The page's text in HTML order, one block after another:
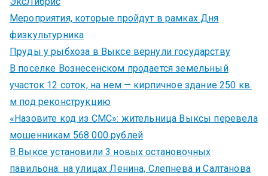
Мероприятия, которые пройдут в рамках Дня
физкультурника
Пруды у рыбхоза в Выксе вернули государству
В поселке Вознесенском продается земельный
участок 12 соток, на нем — кирпичное здание 250 кв.
м под реконструкцию
«Назовите код из СМС»: жительница Выксы перевела
мошенникам 568 000 рублей
В Выксе установили 3 новых остановочных
павильона: на улицах Ленина, Слепнева и Салтанова